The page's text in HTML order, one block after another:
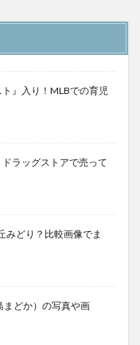
』入り！MLBでの育児
ラッグストアで売って
みどり？比較画像でま
まどか）の写真や画